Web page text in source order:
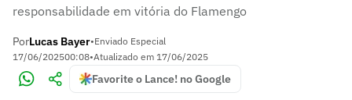
responsabilidade em vitória do Flamengo
PorLucas Bayer•Enviado Especial
17/06/202500:08•Atualizado em 17/06/2025
Favorite o Lance! no Google